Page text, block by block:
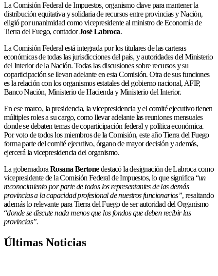
La Comisión Federal de Impuestos, organismo clave para mantener la
distribución equitativa y solidaria de recursos entre provincias y Nación,
eligió por unanimidad como vicepresidente al ministro de Economía de
Tierra del Fuego, contadorJosé Labroca.
La Comisión Federal está integrada por los titulares de las carteras
económicas de todas las jurisdicciones del país, y autoridades del Ministerio
del Interior de la Nación. Todas las discusiones sobre recursos y su
coparticipación se llevan adelante en esta Comisión. Otra de sus funciones
es la relación con los organismos estatales del gobierno nacional, AFIP,
Banco Nación, Ministerio de Hacienda y Ministerio del Interior.
En ese marco, la presidencia, la vicepresidencia y el comité ejecutivo tienen
múltiples roles a su cargo, como llevar adelante las reuniones mensuales
donde se debaten temas de coparticipación federal y política económica.
Por voto de todos los miembros de la Comisión, este año Tierra del Fuego
forma parte del comité ejecutivo, órgano de mayor decisión y además,
ejercerá la vicepresidencia del organismo.
La gobernadora Rosana Bertonedestacó la designación de Labroca como
vicepresidente de la Comisión Federal de Impuestos, lo que significa “un
reconocimiento por parte de todos los representantes de las demás
provincias a la capacidad profesional de nuestros funcionarios”, resaltando
además lo relevante para Tierra del Fuego de ser autoridad del Organismo
“donde se discute nada menos que los fondos que deben recibir las
provincias”.
Últimas Noticias